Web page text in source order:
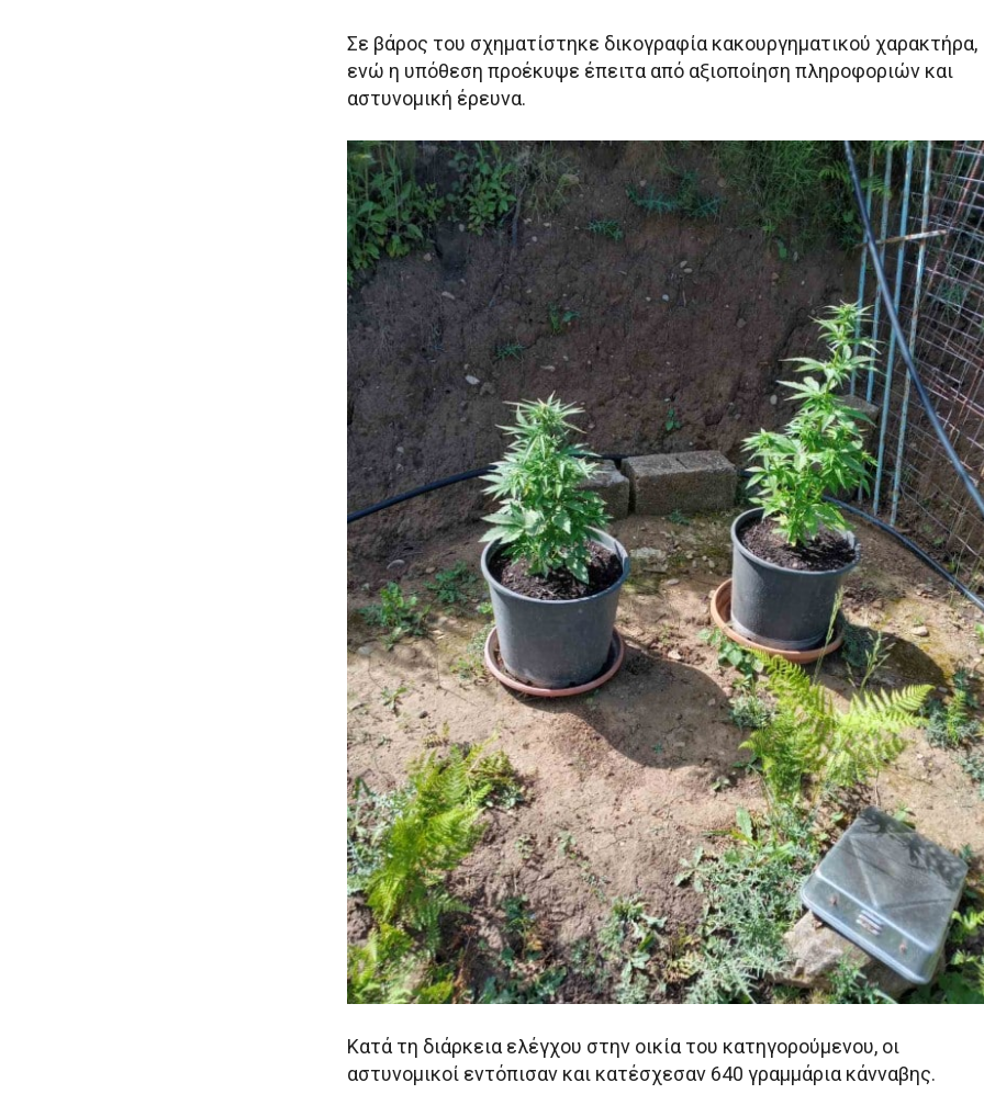
Σε βάρος του σχηματίστηκε δικογραφία κακουργηματικού χαρακτήρα,
ενώ η υπόθεση προέκυψε έπειτα από αξιοποίηση πληροφοριών και
αστυνομική έρευνα.
Κατά τη διάρκεια ελέγχου στην οικία του κατηγορούμενου, οι
αστυνομικοί εντόπισαν και κατέσχεσαν 640 γραμμάρια κάνναβης.